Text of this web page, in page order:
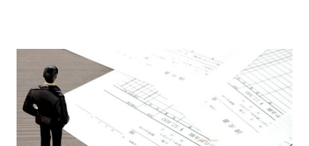
con più di 65 anni d'età e minori fino a 3 anni di età. Infatti
come indicato per quest’ultimi è necessario fare domanda
per la social card acquisti straordinaria ). Per chi non lo
sapesse, tutto è gestito e determinato in base alle norme
imposte con la nuova legge di aiuto e sostegno per le